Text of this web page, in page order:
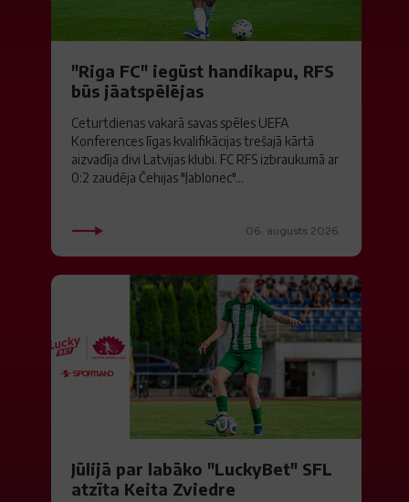
"Riga FC" iegūst handikapu, RFS
būs jāatspēlējas
Ceturtdienas vakarā savas spēles UEFA
Konferences līgas kvalifikācijas trešajā kārtā
aizvadīja divi Latvijas klubi. FC RFS izbraukumā ar
0:2 zaudēja Čehijas "Jablonec"...
06. augusts 2026.
Jūlijā par labāko "LuckyBet" SFL
atzīta Keita Zviedre